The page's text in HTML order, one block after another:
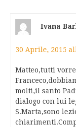
Ivana
30 Aprile, 2015
Matteo,tutti
molti,il santo
dialogo con lui
S.Marta,sono